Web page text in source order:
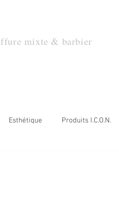
mixte & barbier
Esthétique Produits I.C.O.N.